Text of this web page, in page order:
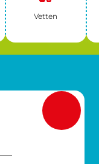
Vet­ten